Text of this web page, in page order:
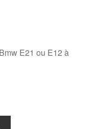
E21 ou E12 à